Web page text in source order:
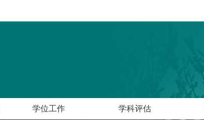
学位工作 学科评估